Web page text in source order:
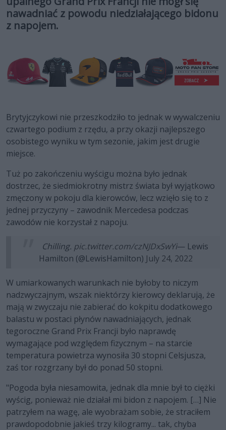
nawadniać z powodu niedziałającego bidonu
z napojem.
Brytyjczykowi nie przeszkodziło to jednak w wywalczeniu
czwartego podium z rzędu, a przy okazji najlepszego
osobistego wyniku w tym sezonie, jakim jest drugie
miejsce.
Tuż po zakończeniu wyścigu można było jednak
dostrzec, że siedmiokrotny mistrz świata był wyjątkowo
zmęczony w pokoju dla kierowców, lecz wzięło się to z
jednej przyczyny – zawodnik Mercedesa podczas
zawodów nie korzystał z napoju.
Chilling. pic.twitter.com/czNJDxSwYi— Lewis
Hamilton (@LewisHamilton) July 24, 2022
W umiarkowanych warunkach nie byłoby to niczym
nadzwyczajnym, wszak niektórzy kierowcy deklarują, że
mają w zwyczaju nie zabierać do kokpitu dodatkowego
balastu w postaci płynów nawadniających, jednak
tegoroczne Grand Prix Francji było naprawdę
wymagające pod względem fizycznym – na starcie
temperatura powietrza wynosiła 30 stopni Celsjusza,
zaś tor rozgrzany był do ponad 50 stopni.
"Pogoda była niesamowita, jednak dla mnie był to ciężki
wyścig, ponieważ nie działał mi bidon z napojem. […] Nie
patrzyłem na wagę, ale wyobrażam sobie, że straciłem
prawdopodobnie jakieś trzy kilogramy... tak, chyba